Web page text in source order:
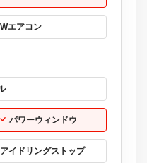
Wエアコン
パワーウィンドウ
アイドリングストップ